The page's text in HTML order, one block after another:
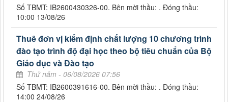
Số TBMT: IB2600430326-00. Bên mời thầu: . Đóng thầu:
10:00 13/08/26
Thuê đơn vị kiểm định chất lượng 10 chương trình
đào tạo trình độ đại học theo bộ tiêu chuẩn của Bộ
Giáo dục và Đào tạo
Thứ năm - 06/08/2026 07:56
Số TBMT: IB2600391616-00. Bên mời thầu: . Đóng thầu:
14:00 24/08/26